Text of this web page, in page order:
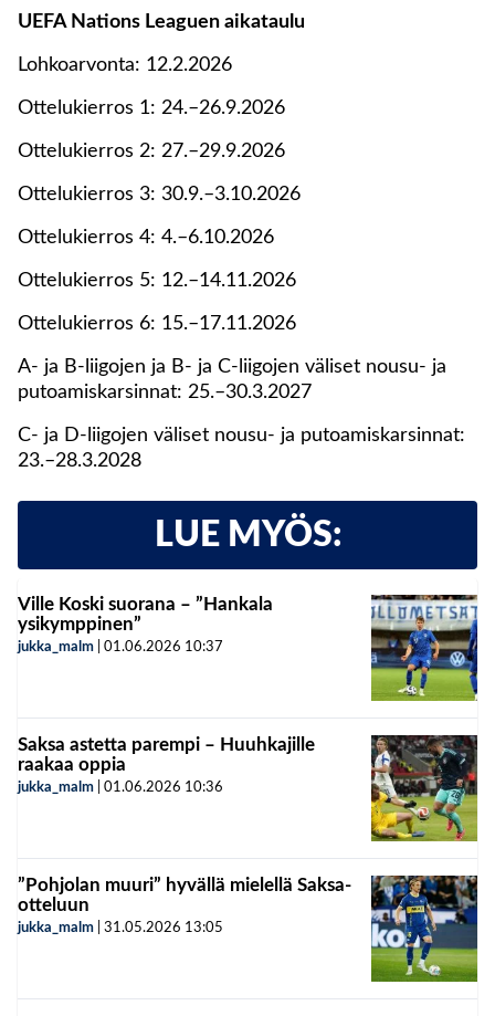
UEFA Nations Leaguen aikataulu
Lohkoarvonta: 12.2.2026
Ottelukierros 1: 24.–26.9.2026
Ottelukierros 2: 27.–29.9.2026
Ottelukierros 3: 30.9.–3.10.2026
Ottelukierros 4: 4.–6.10.2026
Ottelukierros 5: 12.–14.11.2026
Ottelukierros 6: 15.–17.11.2026
A- ja B-liigojen ja B- ja C-liigojen väliset nousu- ja
putoamiskarsinnat: 25.–30.3.2027
C- ja D-liigojen väliset nousu- ja putoamiskarsinnat:
23.–28.3.2028
LUE MYÖS:
Ville Koski suorana – ”Hankala
ysikymppinen”
jukka_malm 01.06.2026 10:37
Saksa astetta parempi – Huuhkajille
raakaa oppia
jukka_malm 01.06.2026 10:36
”Pohjolan muuri” hyvällä mielellä Saksa-
otteluun
jukka_malm 31.05.2026 13:05